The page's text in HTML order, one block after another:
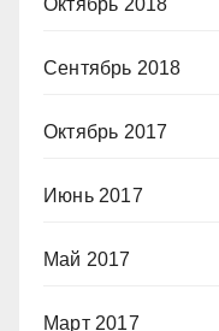
Сентябрь 2018
Октябрь 2017
Июнь 2017
Май 2017
Март 2017